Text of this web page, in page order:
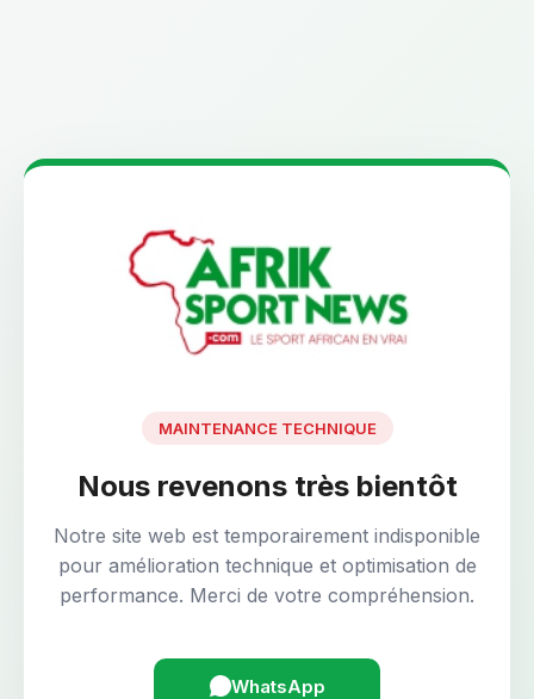
MAINTENANCE TECHNIQUE
Nous revenons très bientôt
Notre site web est temporairement indisponible
pour amélioration technique et optimisation de
performance. Merci de votre compréhension.
WhatsApp